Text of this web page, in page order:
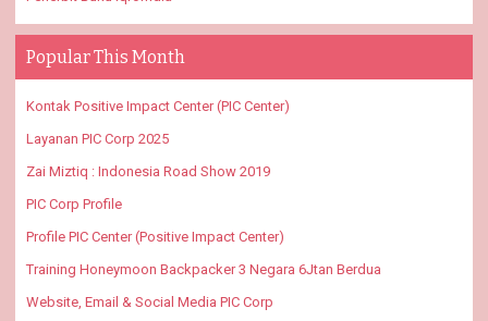
Popular This Month
Kontak Positive Impact Center (PIC Center)
Layanan PIC Corp 2025
Zai Miztiq : Indonesia Road Show 2019
PIC Corp Profile
Profile PIC Center (Positive Impact Center)
Training Honeymoon Backpacker 3 Negara 6Jtan Berdua
Website, Email & Social Media PIC Corp